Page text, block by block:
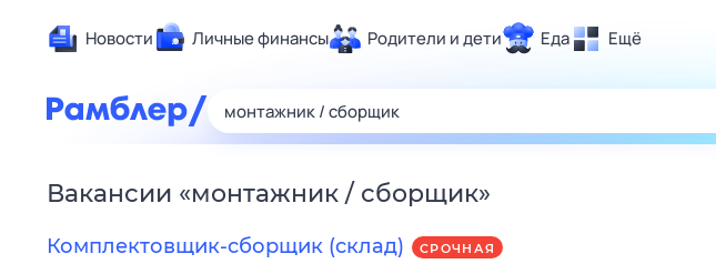
Новости Личные финансы Родители и дети Еда Ещё
Развлечения и отдых
Спорт
Карьера
Вакансии «монтажник / сборщик»
Комплектовщик-сборщик (склад) СРОЧНАЯ